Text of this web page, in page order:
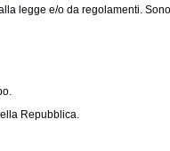
legge e/o da regolamenti.
Repubblica.